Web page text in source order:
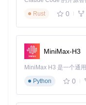
3. 安装项目依赖
🟢 执行安装命令，构
# 安装npm依赖
npm install
# 构建TypeScript源码
Rust
0
MiniMax-H3
Python
0